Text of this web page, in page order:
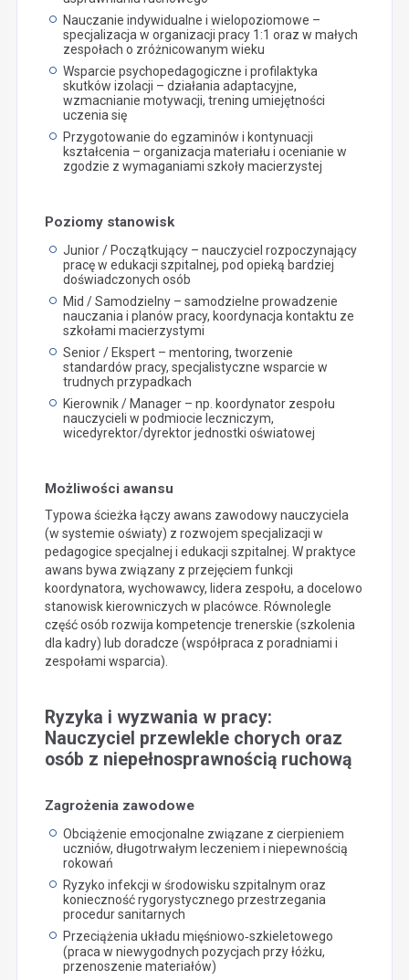
Nauczanie indywidualne i wielopoziomowe –
specjalizacja w organizacji pracy 1:1 oraz w małych
zespołach o zróżnicowanym wieku
Wsparcie psychopedagogiczne i profilaktyka
skutków izolacji – działania adaptacyjne,
wzmacnianie motywacji, trening umiejętności
uczenia się
Przygotowanie do egzaminów i kontynuacji
kształcenia – organizacja materiału i ocenianie w
zgodzie z wymaganiami szkoły macierzystej
Poziomy stanowisk
Junior / Początkujący – nauczyciel rozpoczynający
pracę w edukacji szpitalnej, pod opieką bardziej
doświadczonych osób
Mid / Samodzielny – samodzielne prowadzenie
nauczania i planów pracy, koordynacja kontaktu ze
szkołami macierzystymi
Senior / Ekspert – mentoring, tworzenie
standardów pracy, specjalistyczne wsparcie w
trudnych przypadkach
Kierownik / Manager – np. koordynator zespołu
nauczycieli w podmiocie leczniczym,
wicedyrektor/dyrektor jednostki oświatowej
Możliwości awansu
Typowa ścieżka łączy awans zawodowy nauczyciela
(w systemie oświaty) z rozwojem specjalizacji w
pedagogice specjalnej i edukacji szpitalnej. W praktyce
awans bywa związany z przejęciem funkcji
koordynatora, wychowawcy, lidera zespołu, a docelowo
stanowisk kierowniczych w placówce. Równolegle
część osób rozwija kompetencje trenerskie (szkolenia
dla kadry) lub doradcze (współpraca z poradniami i
zespołami wsparcia).
Ryzyka i wyzwania w pracy:
Nauczyciel przewlekle chorych oraz
osób z niepełnosprawnością ruchową
Zagrożenia zawodowe
Obciążenie emocjonalne związane z cierpieniem
uczniów, długotrwałym leczeniem i niepewnością
rokowań
Ryzyko infekcji w środowisku szpitalnym oraz
konieczność rygorystycznego przestrzegania
procedur sanitarnych
Przeciążenia układu mięśniowo‑szkieletowego
(praca w niewygodnych pozycjach przy łóżku,
przenoszenie materiałów)